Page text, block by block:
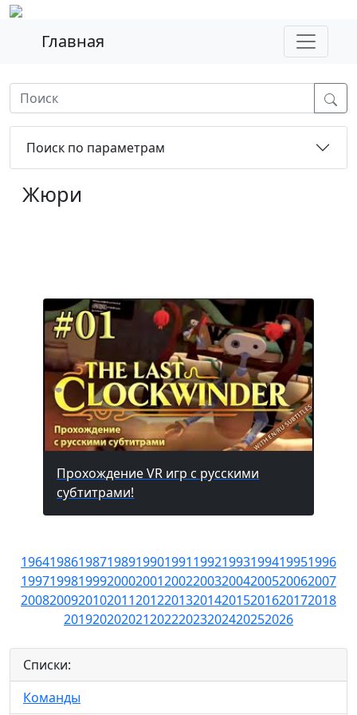
Главная
Поиск по параметрам
Жюри
Прохождение VR игр с русскими
субтитрами!
19641986198719891990199119921993199419951996
19971998199920002001200220032004200520062007
20082009201020112012201320142015201620172018
20192020202120222023202420252026
Списки:
Команды